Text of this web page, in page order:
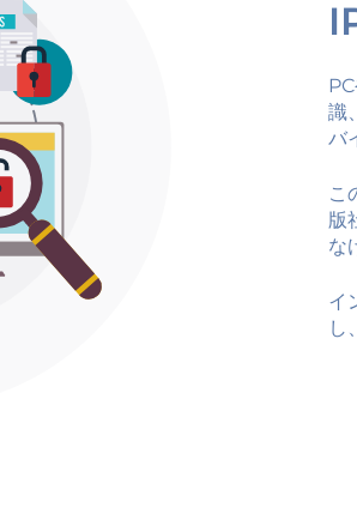
識
バ
こ
版
な
イ
し